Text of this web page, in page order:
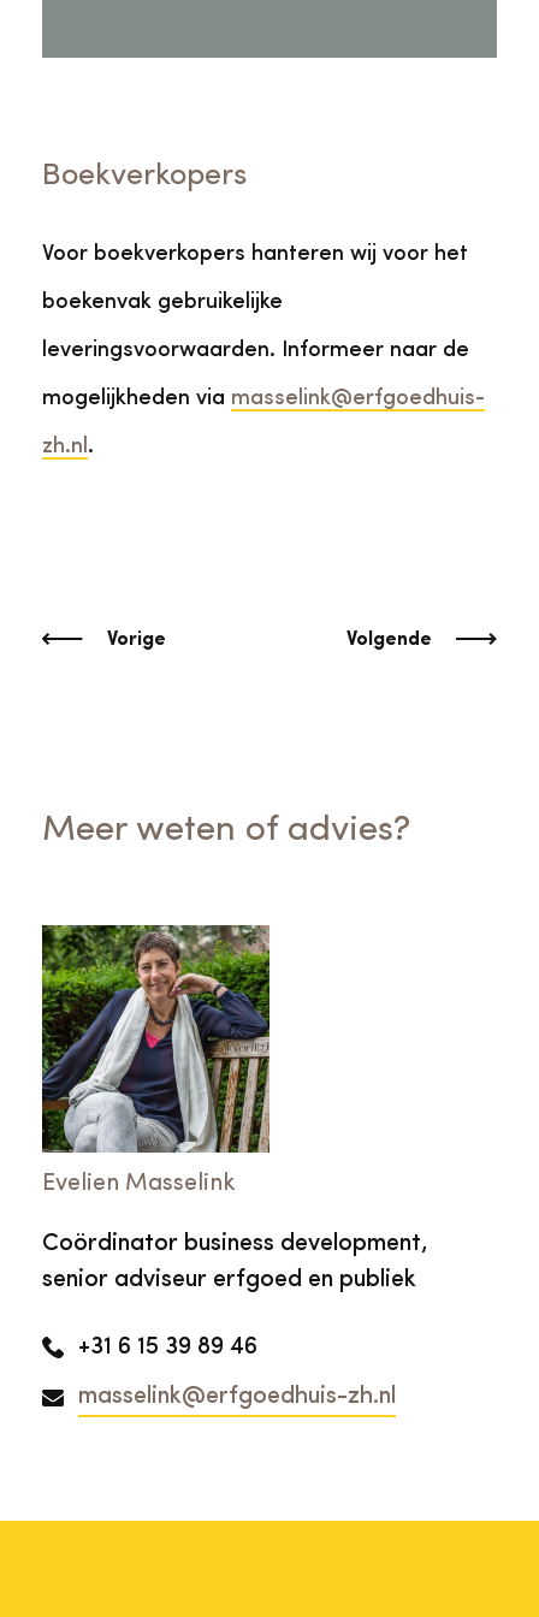
Boekverkopers
Voor boekverkopers hanteren wij voor het
boekenvak gebruikelijke
leveringsvoorwaarden. Informeer naar de
mogelijkheden via masselink@erfgoedhuis-
zh.nl .
Vorige Volgende
Meer weten of advies?
Evelien Masselink
Coördinator business development,
senior adviseur erfgoed en publiek
+31 6 15 39 89 46
masselink@erfgoedhuis-zh.nl